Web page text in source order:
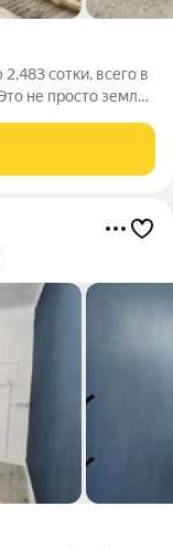
сотки, всего в
не просто земля
Вокруг участка